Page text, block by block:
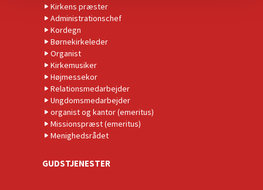
Kirkens præster
Administrationschef
Kordegn
Børnekirkeleder
Organist
Kirkemusiker
Højmessekor
Relationsmedarbejder
Ungdomsmedarbejder
organist og kantor (emeritus)
Missionspræst (emeritus)
Menighedsrådet
GUDSTJENESTER